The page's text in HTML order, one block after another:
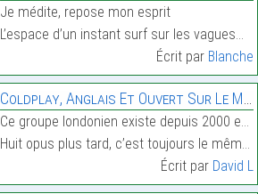
Je médite, repose mon esprit
L’espace d’un instant surf sur les vagues…
Écrit par Blanche
Coldplay, Anglais Et Ouvert Sur Le Monde
Ce groupe londonien existe depuis 2000 et leur pre
Huit opus plus tard, c’est toujours le même engoue…
Écrit par David L